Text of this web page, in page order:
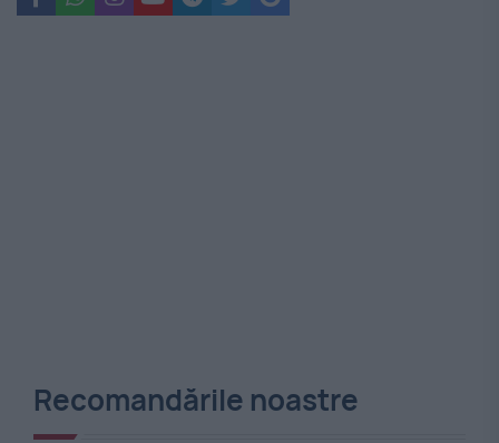
Recomandările noastre